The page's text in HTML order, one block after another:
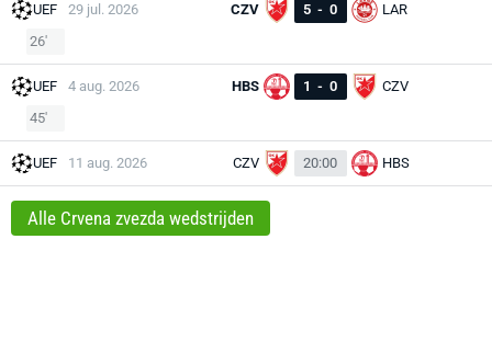
UEF 29 jul. 2026 CZV 5 - 0
LAR
26'
UEF 4 aug. 2026 HBS 1 - 0
CZV
45'
UEF 11 aug. 2026 CZV 20:00 HBS
Alle Crvena zvezda wedstrijden